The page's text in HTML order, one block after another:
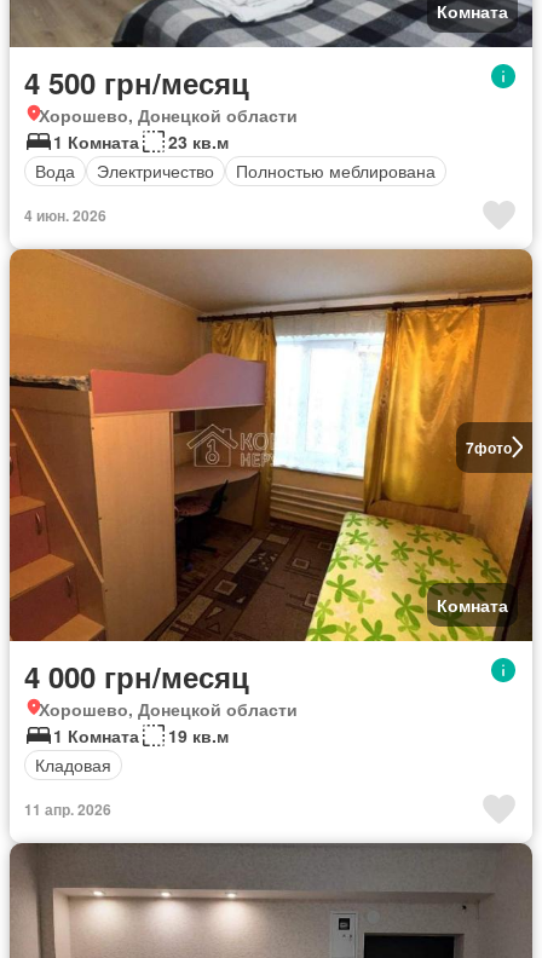
Комната
4 500 грн/месяц
Хорошево, Донецкой области
1 Комната
23 кв.м
Вода
Электричество Полностью меблирована
4 июн. 2026
7фото
Комната
4 000 грн/месяц
Хорошево, Донецкой области
1 Комната
19 кв.м
Кладовая
11 апр. 2026